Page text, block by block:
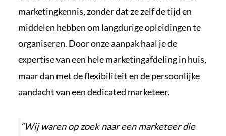
marketingkennis, zonder dat ze zelf de tijd en
middelen hebben om langdurige opleidingen te
organiseren. Dooronze aanpakhaal je de
expertise van een hele marketingafdeling in huis,
maar dan met de flexibiliteit en de persoonlijke
aandacht van een dedicated marketeer.
“Wij waren op zoek naar een marketeer die